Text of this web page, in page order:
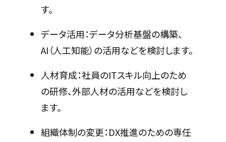
す。
データ活用：データ分析基盤の構築、
AI（人工知能）の活用などを検討します。
人材育成：社員のITスキル向上のため
の研修、外部人材の活用などを検討し
ます。
組織体制の変更：DX推進のための専任